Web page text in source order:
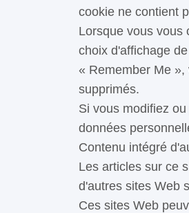
cookie ne contient
Lorsque vous vous
choix d'affichage
« Remember Me
supprimés.
Si vous modifiez
données
Contenu intégré
Les articles sur ce
d'autres sites Web
Ces sites Web